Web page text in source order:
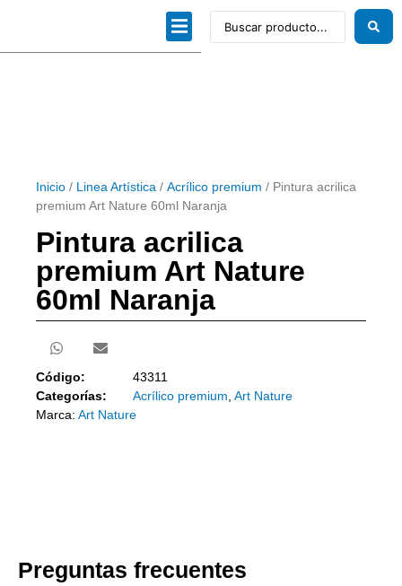
Inicio / Linea Artística / Acrílico premium / Pintura acrilica
premium Art Nature 60ml Naranja
Pintura acrilica
premium Art Nature
60ml Naranja
Código:
43311
Categorías:
Acrílico premium Art Nature
Marca: Art Nature
Preguntas frecuentes